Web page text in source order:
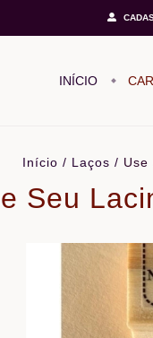
INÍCIO
Início / Laços / Use
Seu